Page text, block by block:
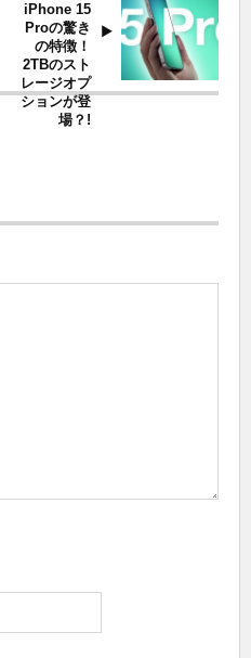
iPhone 15
Proの驚き
の特徴！
2TBのスト
レージオプ
ションが登
場？!